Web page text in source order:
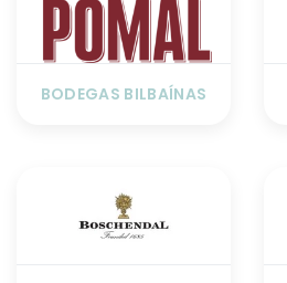
BODEGAS BILBAÍNAS